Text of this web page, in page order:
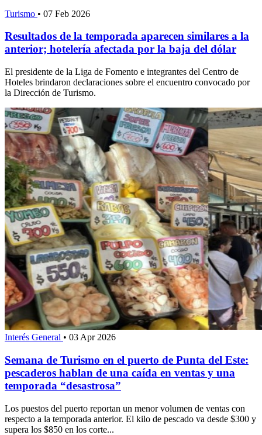
Turismo • 07 Feb 2026
Resultados de la temporada aparecen similares a la
anterior; hotelería afectada por la baja del dólar
El presidente de la Liga de Fomento e integrantes del Centro de
Hoteles brindaron declaraciones sobre el encuentro convocado por
la Dirección de Turismo.
Interés General • 03 Apr 2026
Semana de Turismo en el puerto de Punta del Este:
pescaderos hablan de una caída en ventas y una
temporada “desastrosa”
Los puestos del puerto reportan un menor volumen de ventas con
respecto a la temporada anterior. El kilo de pescado va desde $300 y
supera los $850 en los corte...